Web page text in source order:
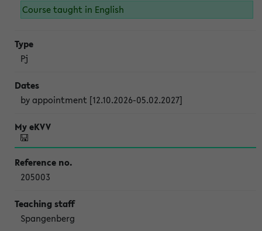
Course taught in English
Pj
by appointment [12.10.2026-05.02.2027]
205003
Spangenberg